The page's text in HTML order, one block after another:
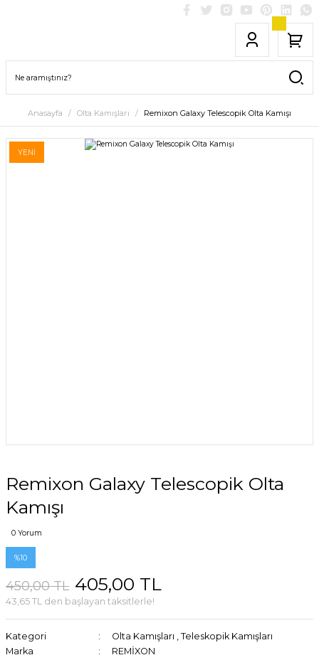
Anasayfa Olta Kamışları Remixon Galaxy Telescopik Olta Kamışı
YENİ
Remixon Galaxy Telescopik Olta
Kamışı
0 Yorum
%10
450,00 TL 405,00 TL
43,65 TL den başlayan taksitlerle!
Kategori Olta Kamışları , Teleskopik Kamışları
Marka
REMİXON